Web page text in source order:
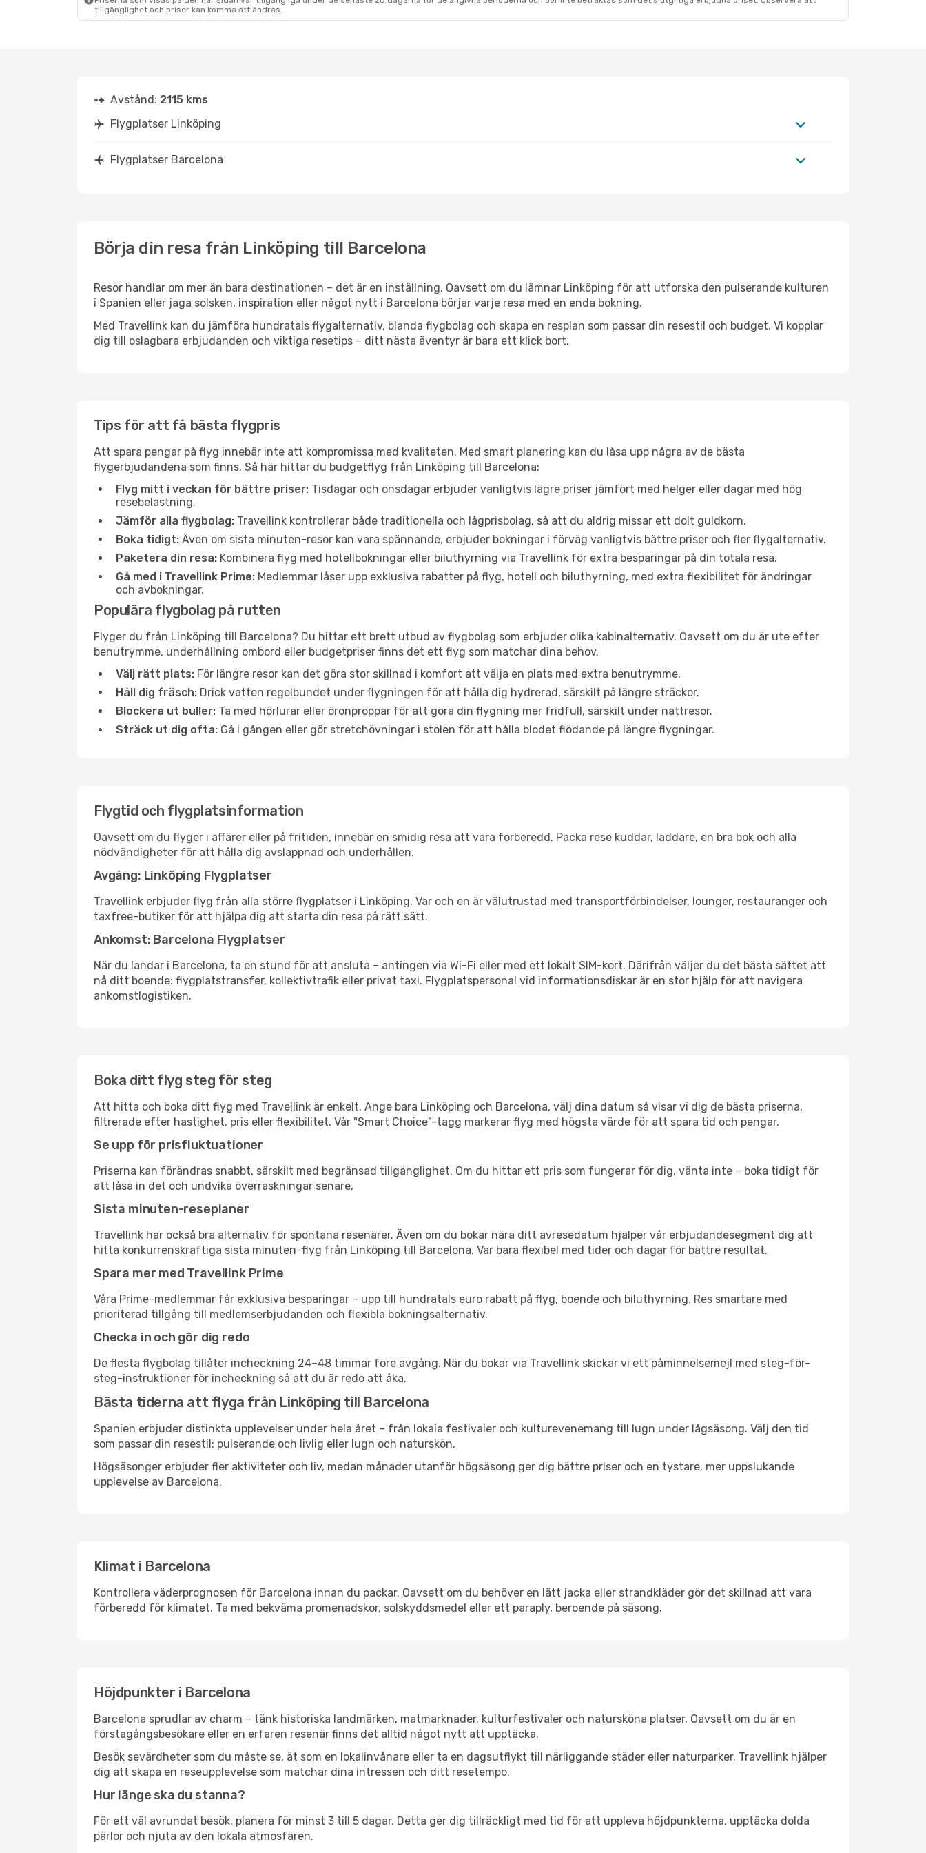
tillgänglighet och priser kan komma att ändras.
Avstånd: 2115 kms
Flygplatser Linköping
Flygplatser Barcelona
Börja din resa från Linköping till Barcelona
Resor handlar om mer än bara destinationen – det är en inställning. Oavsett om du lämnar Linköping för att utforska den pulserande kulturen
i Spanien eller jaga solsken, inspiration eller något nytt i Barcelona börjar varje resa med en enda bokning.
Med Travellink kan du jämföra hundratals flygalternativ, blanda flygbolag och skapa en resplan som passar din resestil och budget. Vi kopplar
dig till oslagbara erbjudanden och viktiga resetips – ditt nästa äventyr är bara ett klick bort.
Tips för att få bästa flygpris
Att spara pengar på flyg innebär inte att kompromissa med kvaliteten. Med smart planering kan du låsa upp några av de bästa
flygerbjudandena som finns. Så här hittar du budgetflyg från Linköping till Barcelona:
Flyg mitt i veckan för bättre priser: Tisdagar och onsdagar erbjuder vanligtvis lägre priser jämfört med helger eller dagar med hög
resebelastning.
Jämför alla flygbolag: Travellink kontrollerar både traditionella och lågprisbolag, så att du aldrig missar ett dolt guldkorn.
Boka tidigt: Även om sista minuten-resor kan vara spännande, erbjuder bokningar i förväg vanligtvis bättre priser och fler flygalternativ.
Paketera din resa: Kombinera flyg med hotellbokningar eller biluthyrning via Travellink för extra besparingar på din totala resa.
Gå med i Travellink Prime: Medlemmar låser upp exklusiva rabatter på flyg, hotell och biluthyrning, med extra flexibilitet för ändringar
och avbokningar.
Populära flygbolag på rutten
Flyger du från Linköping till Barcelona? Du hittar ett brett utbud av flygbolag som erbjuder olika kabinalternativ. Oavsett om du är ute efter
benutrymme, underhållning ombord eller budgetpriser finns det ett flyg som matchar dina behov.
Välj rätt plats: För längre resor kan det göra stor skillnad i komfort att välja en plats med extra benutrymme.
Håll dig fräsch: Drick vatten regelbundet under flygningen för att hålla dig hydrerad, särskilt på längre sträckor.
Blockera ut buller: Ta med hörlurar eller öronproppar för att göra din flygning mer fridfull, särskilt under nattresor.
Sträck ut dig ofta: Gå i gången eller gör stretchövningar i stolen för att hålla blodet flödande på längre flygningar.
Flygtid och flygplatsinformation
Oavsett om du flyger i affärer eller på fritiden, innebär en smidig resa att vara förberedd. Packa rese kuddar, laddare, en bra bok och alla
nödvändigheter för att hålla dig avslappnad och underhållen.
Avgång: Linköping Flygplatser
Travellink erbjuder flyg från alla större flygplatser i Linköping. Var och en är välutrustad med transportförbindelser, lounger, restauranger och
taxfree-butiker för att hjälpa dig att starta din resa på rätt sätt.
Ankomst: Barcelona Flygplatser
När du landar i Barcelona, ta en stund för att ansluta – antingen via Wi-Fi eller med ett lokalt SIM-kort. Därifrån väljer du det bästa sättet att
nå ditt boende: flygplatstransfer, kollektivtrafik eller privat taxi. Flygplatspersonal vid informationsdiskar är en stor hjälp för att navigera
ankomstlogistiken.
Boka ditt flyg steg för steg
Att hitta och boka ditt flyg med Travellink är enkelt. Ange bara Linköping och Barcelona, välj dina datum så visar vi dig de bästa priserna,
filtrerade efter hastighet, pris eller flexibilitet. Vår "Smart Choice"-tagg markerar flyg med högsta värde för att spara tid och pengar.
Se upp för prisfluktuationer
Priserna kan förändras snabbt, särskilt med begränsad tillgänglighet. Om du hittar ett pris som fungerar för dig, vänta inte – boka tidigt för
att låsa in det och undvika överraskningar senare.
Sista minuten-reseplaner
Travellink har också bra alternativ för spontana resenärer. Även om du bokar nära ditt avresedatum hjälper vår erbjudandesegment dig att
hitta konkurrenskraftiga sista minuten-flyg från Linköping till Barcelona. Var bara flexibel med tider och dagar för bättre resultat.
Spara mer med Travellink Prime
Våra Prime-medlemmar får exklusiva besparingar – upp till hundratals euro rabatt på flyg, boende och biluthyrning. Res smartare med
prioriterad tillgång till medlemserbjudanden och flexibla bokningsalternativ.
Checka in och gör dig redo
De flesta flygbolag tillåter incheckning 24–48 timmar före avgång. När du bokar via Travellink skickar vi ett påminnelsemejl med steg-för-
steg-instruktioner för incheckning så att du är redo att åka.
Bästa tiderna att flyga från Linköping till Barcelona
Spanien erbjuder distinkta upplevelser under hela året – från lokala festivaler och kulturevenemang till lugn under lågsäsong. Välj den tid
som passar din resestil: pulserande och livlig eller lugn och naturskön.
Högsäsonger erbjuder fler aktiviteter och liv, medan månader utanför högsäsong ger dig bättre priser och en tystare, mer uppslukande
upplevelse av Barcelona.
Klimat i Barcelona
Kontrollera väderprognosen för Barcelona innan du packar. Oavsett om du behöver en lätt jacka eller strandkläder gör det skillnad att vara
förberedd för klimatet. Ta med bekväma promenadskor, solskyddsmedel eller ett paraply, beroende på säsong.
Höjdpunkter i Barcelona
Barcelona sprudlar av charm – tänk historiska landmärken, matmarknader, kulturfestivaler och natursköna platser. Oavsett om du är en
förstagångsbesökare eller en erfaren resenär finns det alltid något nytt att upptäcka.
Besök sevärdheter som du måste se, ät som en lokalinvånare eller ta en dagsutflykt till närliggande städer eller naturparker. Travellink hjälper
dig att skapa en reseupplevelse som matchar dina intressen och ditt resetempo.
Hur länge ska du stanna?
För ett väl avrundat besök, planera för minst 3 till 5 dagar. Detta ger dig tillräckligt med tid för att uppleva höjdpunkterna, upptäcka dolda
pärlor och njuta av den lokala atmosfären.